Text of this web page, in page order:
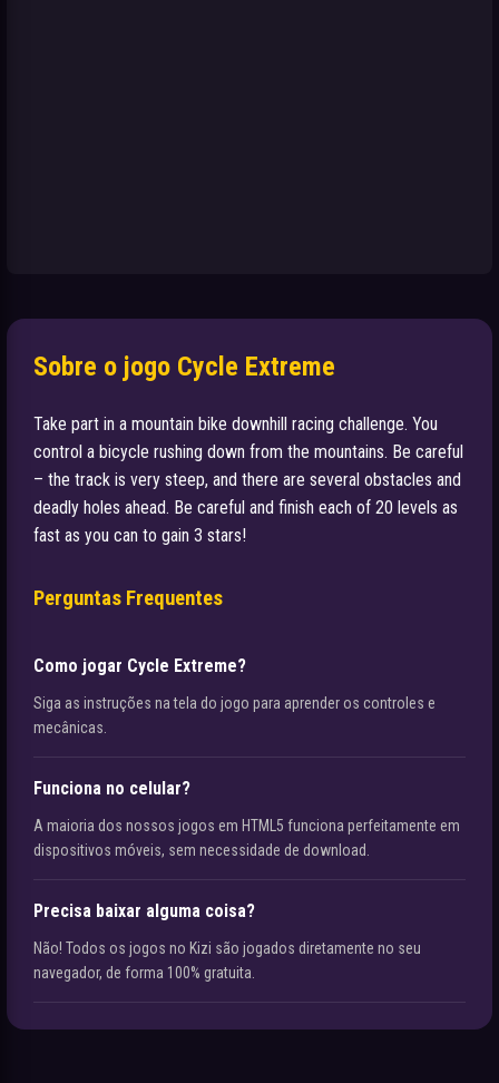
Sobre o jogo Cycle Extreme
Take part in a mountain bike downhill racing challenge. You
control a bicycle rushing down from the mountains. Be careful
– the track is very steep, and there are several obstacles and
deadly holes ahead. Be careful and finish each of 20 levels as
fast as you can to gain 3 stars!
Perguntas Frequentes
Como jogar Cycle Extreme?
Siga as instruções na tela do jogo para aprender os controles e
mecânicas.
Funciona no celular?
A maioria dos nossos jogos em HTML5 funciona perfeitamente em
dispositivos móveis, sem necessidade de download.
Precisa baixar alguma coisa?
Não! Todos os jogos no Kizi são jogados diretamente no seu
navegador, de forma 100% gratuita.